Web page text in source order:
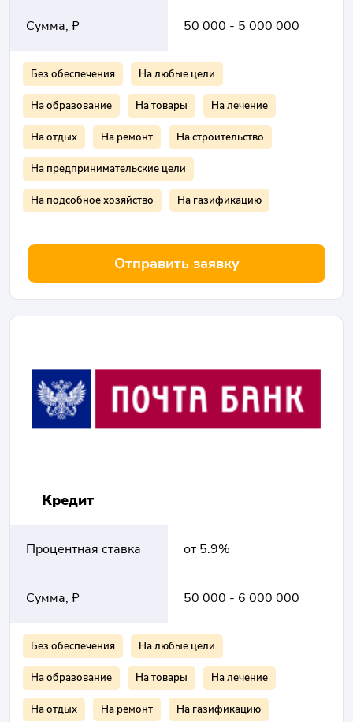
Сумма, ₽ 50 000 - 5 000 000
Без обеспечения На любые цели
На образование На товары На лечение
На отдых На ремонт На строительство
На предпринимательские цели
На подсобное хозяйство На газификацию
Отправить заявку
Кредит
Процентная ставка от 5.9%
Сумма, ₽ 50 000 - 6 000 000
Без обеспечения На любые цели
На образование На товары На лечение
На отдых На ремонт На газификацию